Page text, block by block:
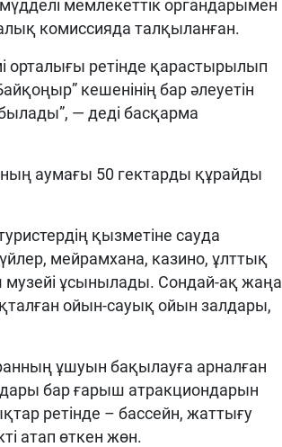
мемлекеттік органдарымен
комиссияда талқыланған.
орталығы ретінде қарастырылып
кешенінің бар әлеуетін
— деді басқарма
аумағы 50 гектарды құрайды
қызметіне сауда
мейрамхана, казино, ұлттық
музейі ұсынылады. Сондай-ақ жаңа
ойын-сауық ойын залдары,
ұшуын бақылауға арналған
бар ғарыш атракциондарын
ретінде – бассейн, жаттығу
атап өткен жөн.